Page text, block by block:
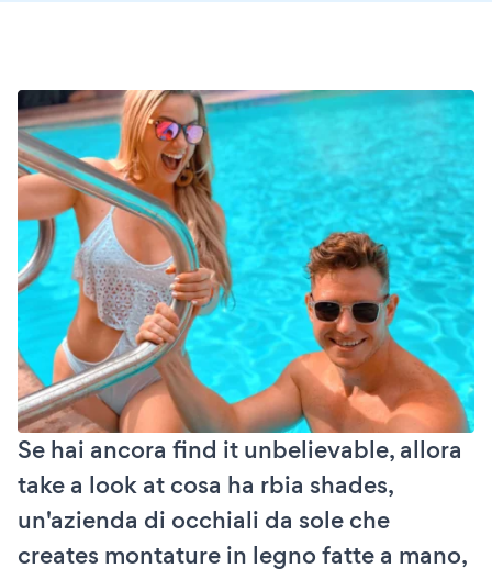
Se hai ancora find it unbelievable, allora
take a look at cosa ha rbia shades,
un'azienda di occhiali da sole che
creates montature in legno fatte a mano,